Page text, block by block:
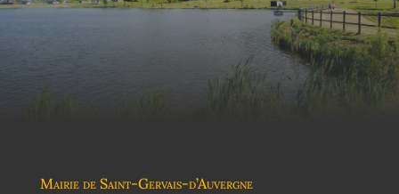
Mairie de Saint-Gervais-d’Auvergne